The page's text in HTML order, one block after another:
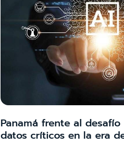
Panamá frente al
datos críticos en la era